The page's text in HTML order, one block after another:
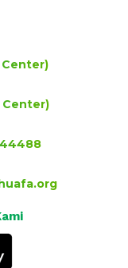
Center)